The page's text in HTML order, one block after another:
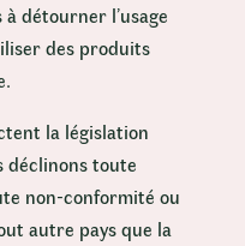
détourner l’usage
des produits
la législation
déclinons toute
non-conformité ou
autre pays que la